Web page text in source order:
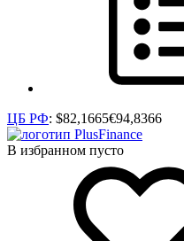
ЦБ РФ: $82,1665€94,8366
В избранном пусто